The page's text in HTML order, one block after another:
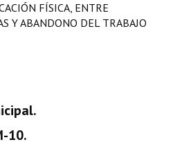
FÍSICA, ENTRE
Y ABANDONO DEL TRABAJO
10.